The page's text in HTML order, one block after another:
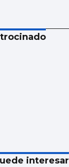
interesar